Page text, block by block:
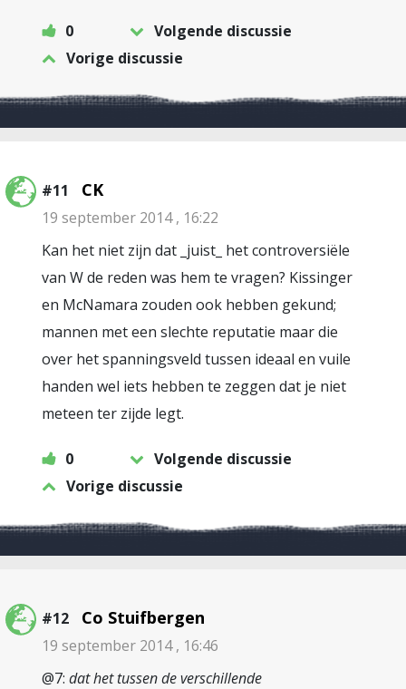
0
Volgende discussie
Vorige discussie
#11 CK
19 september 2014 , 16:22
Kan het niet zijn dat _juist_ het controversiële
van W de reden was hem te vragen? Kissinger
en McNamara zouden ook hebben gekund;
mannen met een slechte reputatie maar die
over het spanningsveld tussen ideaal en vuile
handen wel iets hebben te zeggen dat je niet
meteen ter zijde legt.
0
Volgende discussie
Vorige discussie
#12 Co Stuifbergen
19 september 2014 , 16:46
@7: dat het tussen de verschillende